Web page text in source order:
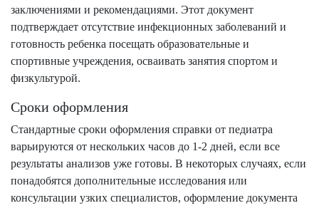
заключениями и рекомендациями. Этот документ
подтверждает отсутствие инфекционных заболеваний и
готовность ребенка посещать образовательные и
спортивные учреждения, осваивать занятия спортом и
физкультурой.
Сроки оформления
Стандартные сроки оформления справки от педиатра
варьируются от нескольких часов до 1-2 дней, если все
результаты анализов уже готовы. В некоторых случаях, если
понадобятся дополнительные исследования или
консультации узких специалистов, оформление документа